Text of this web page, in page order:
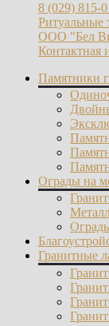
8 (029) 815-
Ритуальные
ООО "Бел
Контактная
Памятники
Ограды на
Гранитные